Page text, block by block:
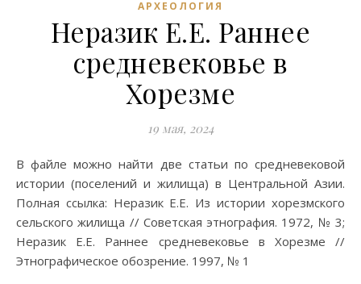
АРХЕОЛОГИЯ
Неразик Е.Е. Раннее
средневековье в
Хорезме
19 мая, 2024
В файле можно найти две статьи по средневековой
истории (поселений и жилища) в Центральной Азии.
Полная ссылка: Неразик Е.Е. Из истории хорезмского
сельского жилища // Советская этнография. 1972, № 3;
Неразик Е.Е. Раннее средневековье в Хорезме //
Этнографическое обозрение. 1997, № 1